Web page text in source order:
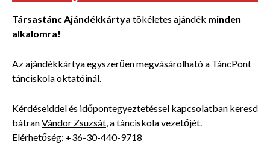
Társastánc Ajándékkártya tökéletes ajándék minden
alkalomra!
Az ajándékkártya egyszerűen megvásárolható a TáncPont
tánciskola oktatóinál.
Kérdéseiddel és időpontegyeztetéssel kapcsolatban keresd
bátranVándor Zsuzsát, a tánciskola vezetőjét.
Elérhetőség: +36-30-440-9718